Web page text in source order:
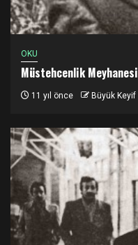
OKU
Müstehcenlik Meyhanesi
11 yıl önce Büyük Keyif